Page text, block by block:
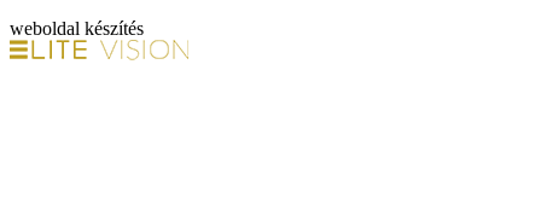
weboldal készítés